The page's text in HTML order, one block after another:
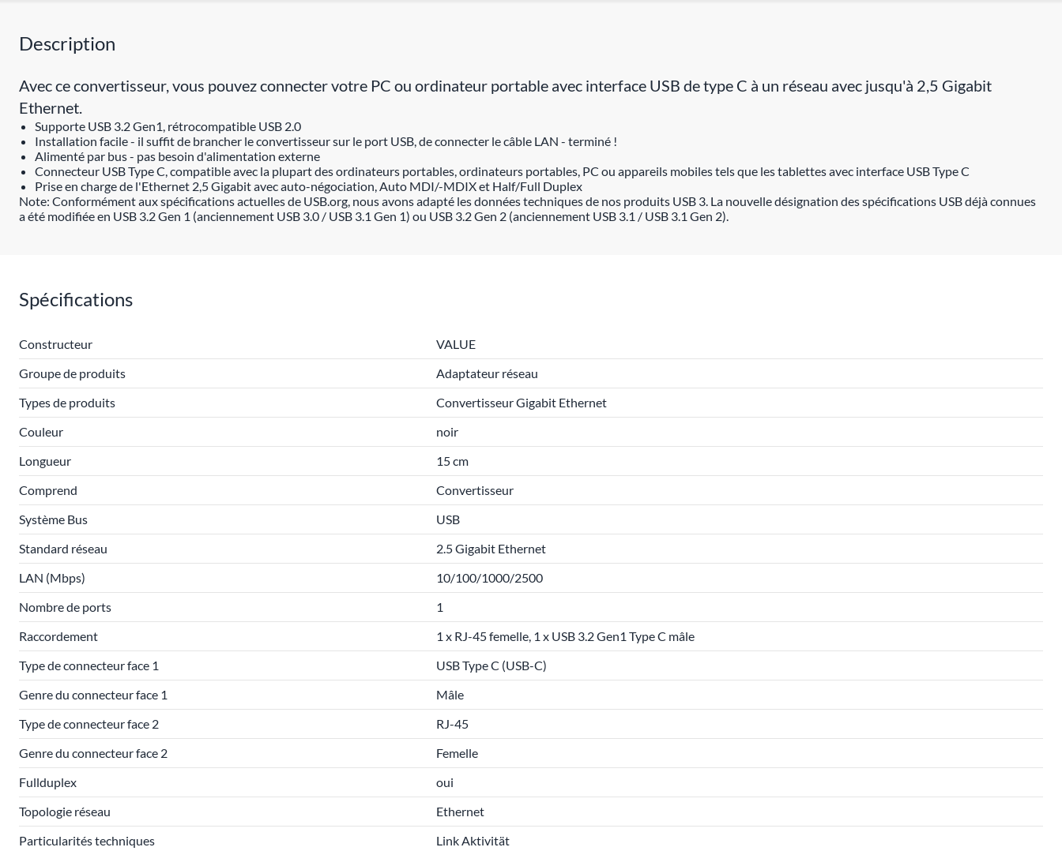
Description
Avec ce convertisseur, vous pouvez connecter votre PC ou ordinateur portable avec interface USB de type C à un réseau avec jusqu'à 2,5 Gigabit
Ethernet.
Supporte USB 3.2 Gen1, rétrocompatible USB 2.0
Installation facile - il suffit de brancher le convertisseur sur le port USB, de connecter le câble LAN - terminé !
Alimenté par bus - pas besoin d'alimentation externe
Connecteur USB Type C, compatible avec la plupart des ordinateurs portables, ordinateurs portables, PC ou appareils mobiles tels que les tablettes avec interface USB Type C
Prise en charge de l'Ethernet 2,5 Gigabit avec auto-négociation, Auto MDI/-MDIX et Half/Full Duplex
Note: Conformément aux spécifications actuelles de USB.org, nous avons adapté les données techniques de nos produits USB 3. La nouvelle désignation des spécifications USB déjà connues
a été modifiée en USB 3.2 Gen 1 (anciennement USB 3.0 / USB 3.1 Gen 1) ou USB 3.2 Gen 2 (anciennement USB 3.1 / USB 3.1 Gen 2).
Spécifications
Constructeur
VALUE
Groupe de produits
Adaptateur réseau
Types de produits
Convertisseur Gigabit Ethernet
Couleur
noir
Longueur
15 cm
Comprend
Convertisseur
Système Bus
USB
Standard réseau
2.5 Gigabit Ethernet
LAN (Mbps)
10/100/1000/2500
Nombre de ports
1
Raccordement
1 x RJ-45 femelle, 1 x USB 3.2 Gen1 Type C mâle
Type de connecteur face 1
USB Type C (USB-C)
Genre du connecteur face 1
Mâle
Type de connecteur face 2
RJ-45
Genre du connecteur face 2
Femelle
Fullduplex
oui
Topologie réseau
Ethernet
Particularités techniques
Link Aktivität